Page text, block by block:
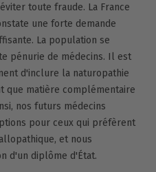
toute fraude. La France
une forte demande
La population se
pénurie de médecins. Il est
d'inclure la naturopathie
que matière complémentaire
nos futurs médecins
pour ceux qui préfèrent
et nous
d'un diplôme d'État.